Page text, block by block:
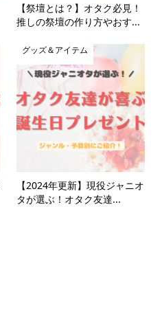
【祭壇とは？】オタク必見！
推しの祭壇の作り方やおす...
グッズ＆アイテム
【2024年更新】現役ジャニオ
タが選ぶ！オタク友達...